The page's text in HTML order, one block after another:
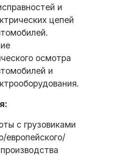
и
цепей
осмотра
и
с грузовиками
европейского/